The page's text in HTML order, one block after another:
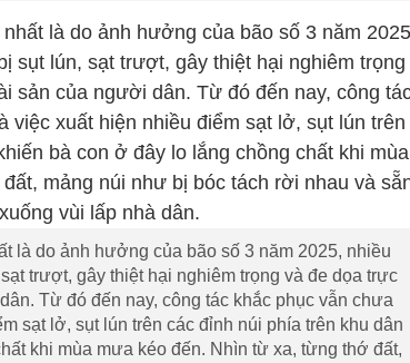
là do ảnh hưởng của bão số 3 năm 2025, nhiều
trượt, gây thiệt hại nghiêm trọng và đe dọa trực
Từ đó đến nay, công tác khắc phục vẫn chưa
sạt lở, sụt lún trên các đỉnh núi phía trên khu dân
khi mùa mưa kéo đến. Nhìn từ xa, từng thớ đất,